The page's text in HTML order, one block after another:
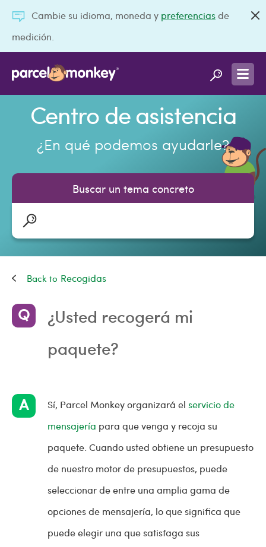
Cambie su idioma, moneda y preferenciasde
medición.
Centro de asistencia
¿En qué podemos ayudarle?
Buscar un tema concreto
Recogidas
¿Usted recogerá mi
paquete?
Sí, Parcel Monkey organizará el servicio de
mensajería para que venga y recoja su
paquete. Cuando usted obtiene un presupuesto
de nuestro motor de presupuestos, puede
seleccionar de entre una amplia gama de
opciones de mensajería, lo que significa que
puede elegir una que satisfaga sus